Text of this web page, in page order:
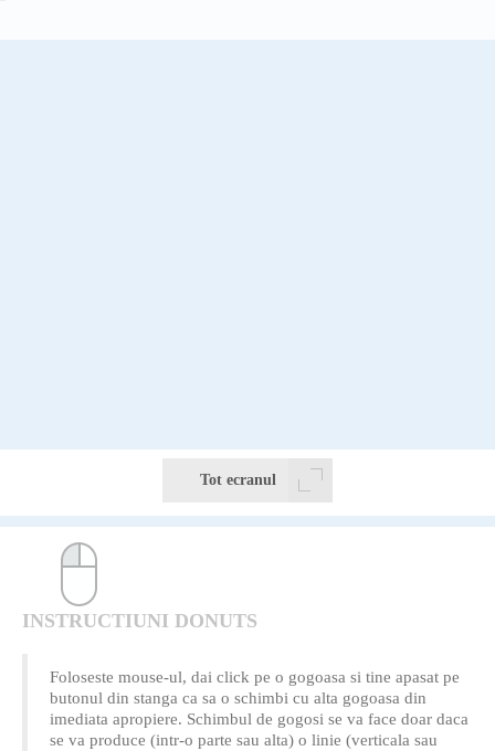
Tot ecranul
INSTRUCTIUNI DONUTS
Foloseste mouse-ul, dai click pe o gogoasa si tine apasat pe
butonul din stanga ca sa o schimbi cu alta gogoasa din
imediata apropiere. Schimbul de gogosi se va face doar daca
se va produce (intr-o parte sau alta) o linie (verticala sau